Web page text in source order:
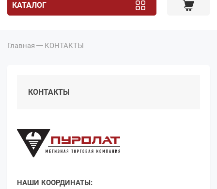
КАТАЛОГ
Главная КОНТАКТЫ
КОНТАКТЫ
НАШИ КООРДИНАТЫ: